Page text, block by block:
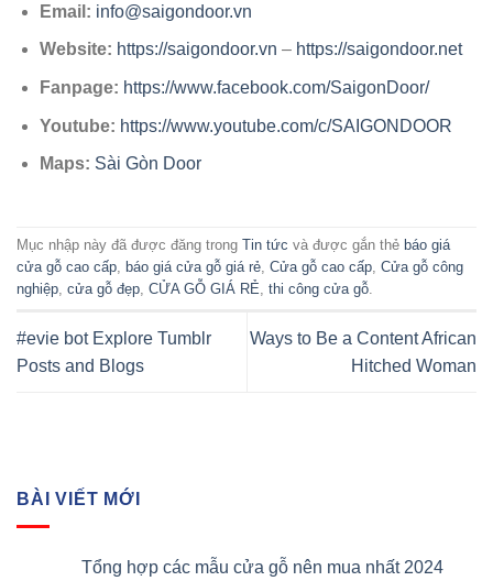
Email: info@saigondoor.vn
Website: https://saigondoor.vn – https://saigondoor.net
Fanpage: https://www.facebook.com/SaigonDoor/
Youtube: https://www.youtube.com/c/SAIGONDOOR
Maps: Sài Gòn Door
Mục nhập này đã được đăng trong Tin tức và được gắn thẻ báo giá
cửa gỗ cao cấp, báo giá cửa gỗ giá rẻ, Cửa gỗ cao cấp, Cửa gỗ công
nghiệp, cửa gỗ đẹp, CỬA GỖ GIÁ RẺ, thi công cửa gỗ.
#evie bot Explore Tumblr
Posts and Blogs
Ways to Be a Content African
Hitched Woman
BÀI VIẾT MỚI
Tổng hợp các mẫu cửa gỗ nên mua nhất 2024